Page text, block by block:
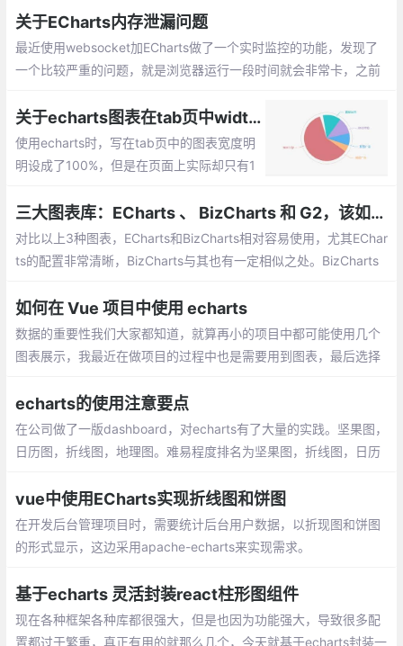
tip呢?
关于ECharts内存泄漏问题
最近使用websocket加ECharts做了一个实时监控的功能，发现了
一个比较严重的问题，就是浏览器运行一段时间就会非常卡，之前
关于echarts图表在tab页中width:100%失效的问题
使用echarts时，写在tab页中的图表宽度明
明设成了100%，但是在页面上实际却只有1
操作中不会隐藏的父容器，把它的宽度的具
体值取出后在初始化图表之前直接赋给图表
三大图表库：ECharts 、 BizCharts 和 G2，该如何选择？
对比以上3种图表，ECharts和BizCharts相对容易使用，尤其EChar
ts的配置非常清晰，BizCharts与其也有一定相似之处。BizCharts
适合需要大量图表交互时引用，其丰富的api处理交互逻辑相对更有
优势。
如何在 Vue 项目中使用 echarts
数据的重要性我们大家都知道，就算再小的项目中都可能使用几个
图表展示，我最近在做项目的过程中也是需要用到图表，最后选择
使用 echarts。
echarts的使用注意要点
在公司做了一版dashboard，对echarts有了大量的实践。坚果图，
日历图，折线图，地理图。难易程度排名为坚果图，折线图，日历
vue中使用ECharts实现折线图和饼图
在开发后台管理项目时，需要统计后台用户数据，以折现图和饼图
的形式显示，这边采用apache-echarts来实现需求。
基于echarts 灵活封装react柱形图组件
现在各种框架各种库都很强大，但是也因为功能强大，导致很多配
置都过于繁重，真正有用的就那么几个，今天就基于echarts封装一